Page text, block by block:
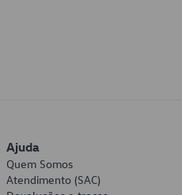
Ajuda
Quem Somos
Atendimento (SAC)